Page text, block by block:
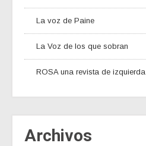
La voz de Paine
La Voz de los que sobran
ROSA una revista de izquierda
Archivos